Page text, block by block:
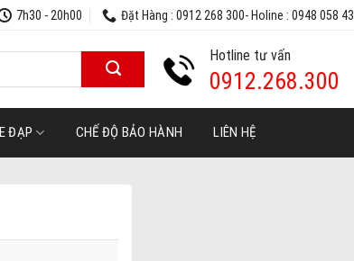
7h30 - 20h00 Đặt Hàng : 0912 268 300- Holine : 0948 058
Hotline tư vấn
0912.268.300
ĐẠP CHẾ ĐỘ BẢO HÀNH LIÊN HỆ